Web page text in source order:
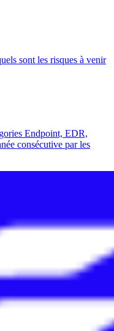
sont les risques à venir
Endpoint, EDR,
consécutive par les